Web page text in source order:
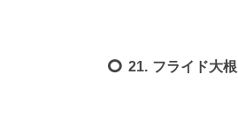
21. フライド大根